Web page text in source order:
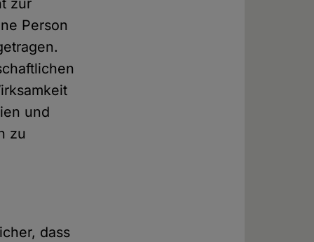
zur
Person
und
zu
dass